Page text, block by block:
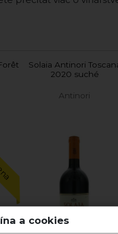
Solaia Antinori
2020 suché
Antinori
a cookies